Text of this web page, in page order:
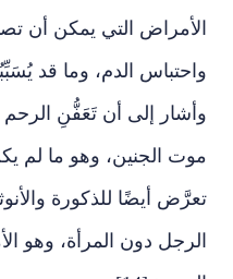
الأمراض التي يمكن أن
واحتباس الدم، وما قد
وأشار إلى أن تَعَفُّنِ
موت الجنين، وهو ما لم
تعرَّض أيضًا للذكورة
الرجل دون المرأة، وهو